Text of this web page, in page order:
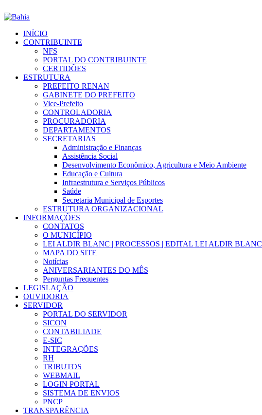
INÍCIO
CONTRIBUINTE
NFS
PORTAL DO CONTRIBUINTE
CERTIDÕES
ESTRUTURA
PREFEITO RENAN
GABINETE DO PREFEITO
Vice-Prefeito
CONTROLADORIA
PROCURADORIA
DEPARTAMENTOS
SECRETARIAS
Administração e Finanças
Assistência Social
Desenvolvimento Econômico, Agricultura e Meio Ambiente
Educação e Cultura
Infraestrutura e Serviços Públicos
Saúde
Secretaria Municipal de Esportes
ESTRUTURA ORGANIZACIONAL
INFORMAÇÕES
CONTATOS
O MUNICÍPIO
LEI ALDIR BLANC | PROCESSOS | EDITAL LEI ALDIR BLANC
MAPA DO SITE
Notícias
ANIVERSARIANTES DO MÊS
Perguntas Frequentes
LEGISLAÇÃO
OUVIDORIA
SERVIDOR
PORTAL DO SERVIDOR
SICON
CONTABILIADE
E-SIC
INTEGRAÇÕES
RH
TRIBUTOS
WEBMAIL
LOGIN PORTAL
SISTEMA DE ENVIOS
PNCP
TRANSPARÊNCIA